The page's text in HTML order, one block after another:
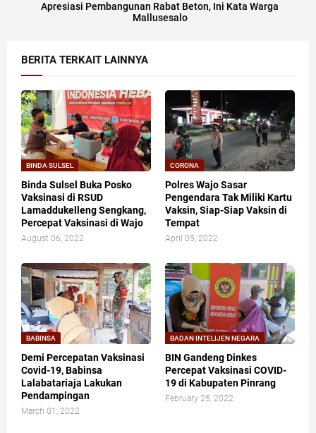
Apresiasi Pembangunan Rabat Beton, Ini Kata Warga
Mallusesalo
BERITA TERKAIT LAINNYA
BINDA SULSEL
Binda Sulsel Buka Posko
Vaksinasi di RSUD
Lamaddukelleng Sengkang,
Percepat Vaksinasi di Wajo
August 06, 2022
CORONA
Polres Wajo Sasar
Pengendara Tak Miliki Kartu
Vaksin, Siap-Siap Vaksin di
Tempat
April 05, 2022
BABINSA
Demi Percepatan Vaksinasi
Covid-19, Babinsa
Lalabatariaja Lakukan
Pendampingan
March 01, 2022
BADAN INTELIJEN NEGARA
BIN Gandeng Dinkes
Percepat Vaksinasi COVID-
19 di Kabupaten Pinrang
February 25, 2022